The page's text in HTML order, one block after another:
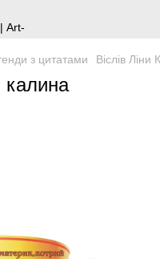
з цитатами Віслів Ліни
калина